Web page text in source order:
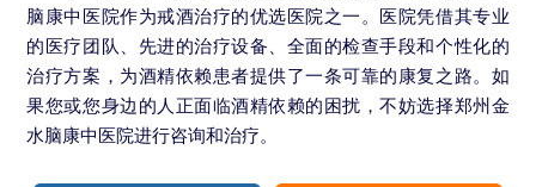
脑康中医院作为戒酒治疗的优选医院之一。医院凭借其专业
的医疗团队、先进的治疗设备、全面的检查手段和个性化的
治疗方案，为酒精依赖患者提供了一条可靠的康复之路。如
果您或您身边的人正面临酒精依赖的困扰，不妨选择郑州金
水脑康中医院进行咨询和治疗。